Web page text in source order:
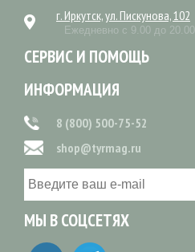
г. Иркутск, ул. Пискунова, 102
Ежедневно с 9.00 до 20.00
СЕРВИС И ПОМОЩЬ
ИНФОРМАЦИЯ
8 (800) 500-75-52
shop@tyrmag.ru
МЫ В СОЦСЕТЯХ